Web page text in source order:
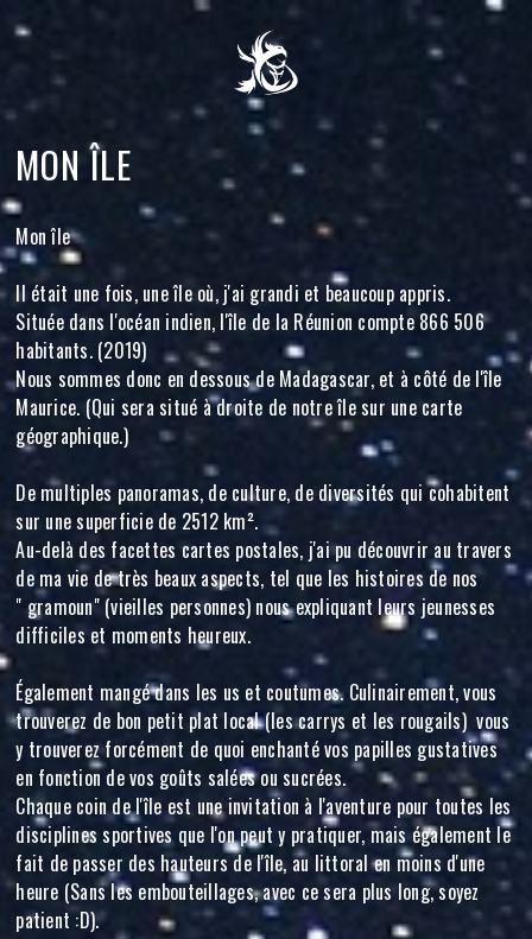
MON ÎLE
Mon île
Il était une fois, une île où, j'ai grandi et beaucoup appris.
Située dans l'océan indien, l'île de la Réunion compte 866 506
habitants. (2019)
Nous sommes donc en dessous de Madagascar, et à côté de l'île
Maurice. (Qui sera situé à droite de notre île sur une carte
géographique.)
De multiples panoramas, de culture, de diversités qui cohabitent
sur une superficie de 2512 km².
Au-delà des facettes cartes postales, j'ai pu découvrir au travers
de ma vie de très beaux aspects, tel que les histoires de nos
" gramoun" (vieilles personnes) nous expliquant leurs jeunesses
difficiles et moments heureux.
Également mangé dans les us et coutumes. Culinairement, vous
trouverez de bon petit plat local (les carrys et les rougails) vous
y trouverez forcément de quoi enchanté vos papilles gustatives
en fonction de vos goûts salées ou sucrées.
Chaque coin de l'île est une invitation à l'aventure pour toutes les
disciplines sportives que l'on peut y pratiquer, mais également le
fait de passer des hauteurs de l'île, au littoral en moins d'une
heure (Sans les embouteillages, avec ce sera plus long, soyez
patient :D).